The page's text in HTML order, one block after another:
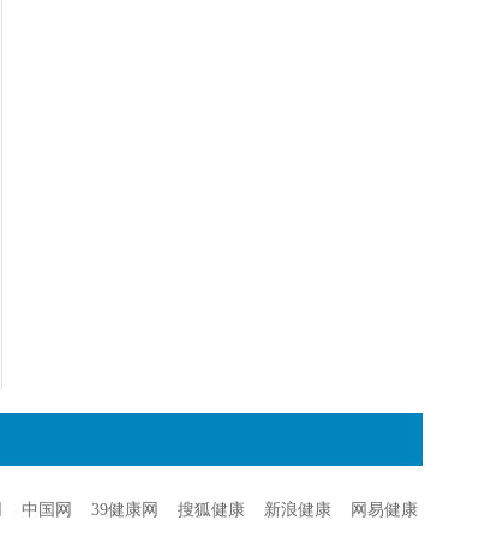
中国网 39健康网 搜狐健康 新浪健康
网易健康